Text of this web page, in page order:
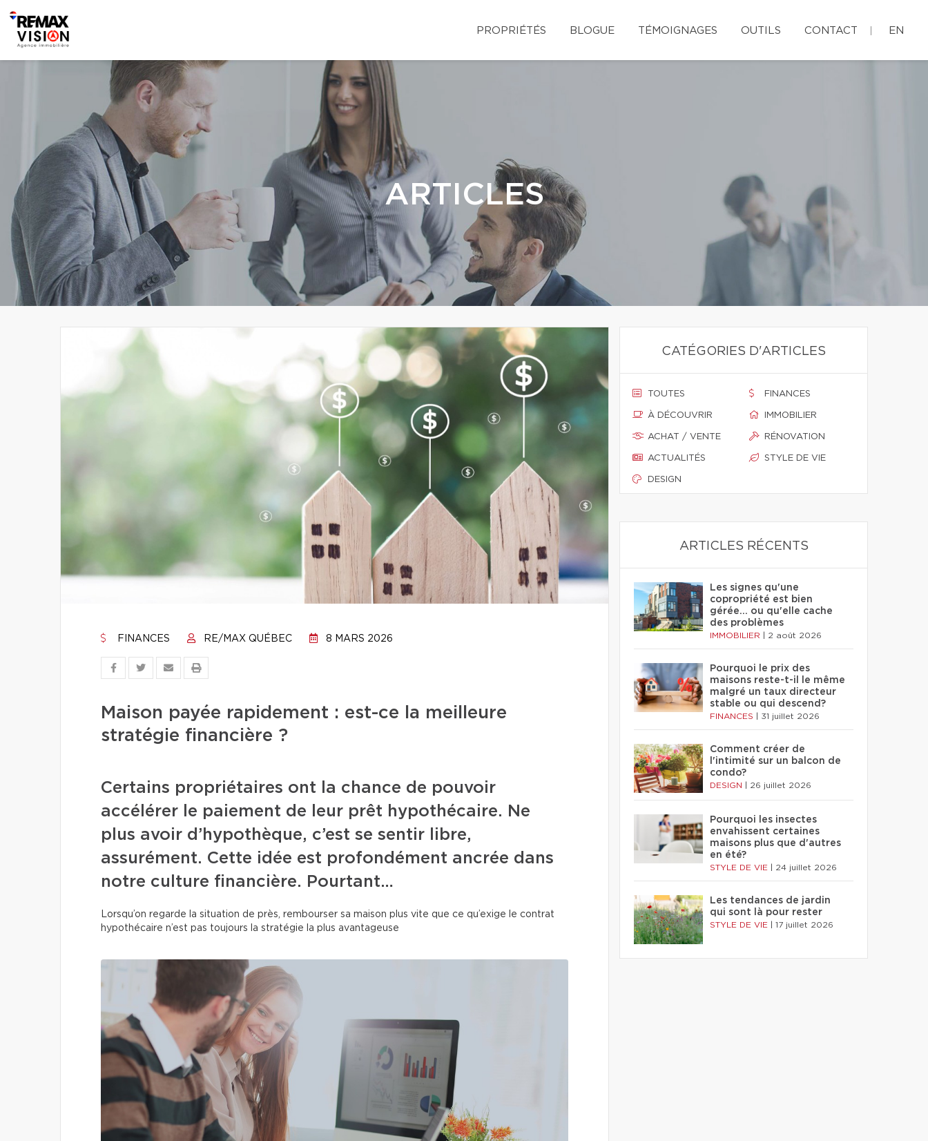
PROPRIÉTÉS BLOGUE TÉMOIGNAGES OUTILS CONTACT EN
ARTICLES
FINANCES RE/MAX QUÉBEC 8 MARS 2026
Maison payée rapidement : est-ce la meilleure
stratégie financière ?
Certains propriétaires ont la chance de pouvoir
accélérer le paiement de leur prêt hypothécaire. Ne
plus avoir d’hypothèque, c’est se sentir libre,
assurément. Cette idée est profondément ancrée dans
notre culture financière. Pourtant…
Lorsqu’on regarde la situation de près, rembourser sa maison plus vite que ce qu’exige le contrat
hypothécaire n’est pas toujours la stratégie la plus avantageuse
CATÉGORIES D'ARTICLES
TOUTES
À DÉCOUVRIR
ACHAT / VENTE
ACTUALITÉS
DESIGN
FINANCES
IMMOBILIER
RÉNOVATION
STYLE DE VIE
ARTICLES RÉCENTS
Les signes qu'une
copropriété est bien
gérée… ou qu'elle cache
des problèmes
IMMOBILIER 2 août 2026
Pourquoi le prix des
maisons reste-t-il le même
malgré un taux directeur
stable ou qui descend?
FINANCES 31 juillet 2026
Comment créer de
l'intimité sur un balcon de
condo?
DESIGN 26 juillet 2026
Pourquoi les insectes
envahissent certaines
maisons plus que d'autres
en été?
STYLE DE VIE 24 juillet 2026
Les tendances de jardin
qui sont là pour rester
STYLE DE VIE 17 juillet 2026